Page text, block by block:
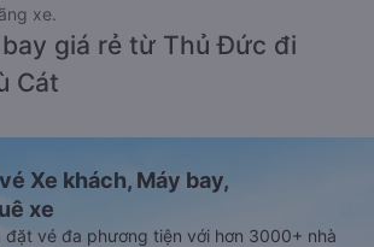
xe.
giá rẻ từ Thủ Đức đi
Cát
Xe khách, Máy bay,
xe
đặt vé đa phương tiện với hơn 3000+ nhà